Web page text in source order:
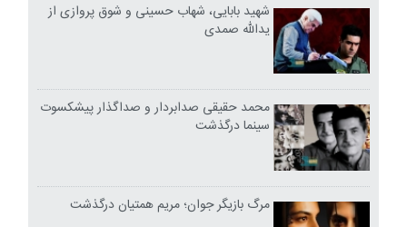
شهید بابایی، شهاب حسینی و شوق پروازی از
یدالله صمدی
محمد حقیقی صدابردار و صداگذار پیشکسوت
سینما درگذشت
مرگ بازیگر جوان؛ مریم همتیان درگذشت